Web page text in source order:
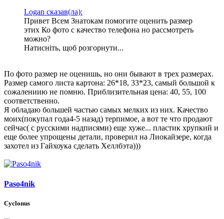
Logan сказав(ла):
Привет Всем Знатокам помогите оценить размер
этих Ко фото с качество телефона но рассмотреть
можно?
Натисніть, щоб розгорнути...
По фото размер не оценишь, но они бывают в трех размерах.
Размер самого листа картона: 26*18, 33*23, самый большой к
сожалениию не помню. Приблизительная цена: 40, 55, 100
соответственно.
Я обладаю большей частью самых мелких из них. Качество
моих(покупал года4-5 назад) терпимое, а вот те что продают
сейчас( с русскими надписями) еще хуже... пластик хрупкий и
еще более упрощены детали, проверил на Лиокайзере, когда
захотел из Гайхоука сделать Хеллбэта)))
Paso4nik
Cyclonus